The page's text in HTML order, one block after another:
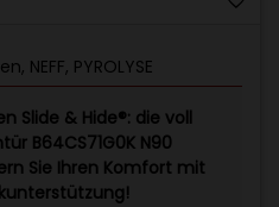
, NEFF, PYROLYSE
Slide & Hide®: die voll
B64CS71G0K N90
Sie Ihren Komfort mit